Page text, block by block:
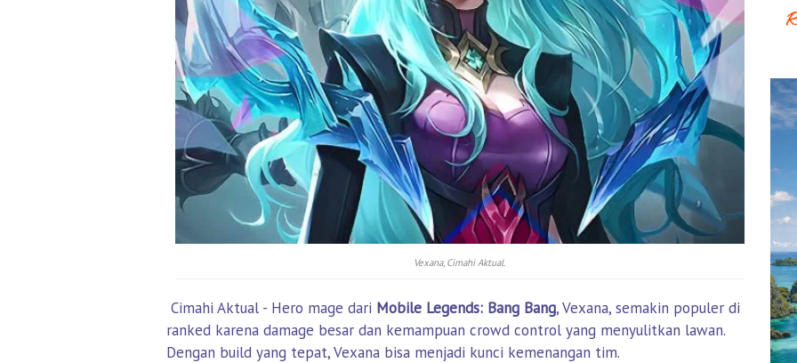
Vexana, Cimahi Aktual.
Cimahi Aktual - Hero mage dari Mobile Legends: Bang Bang, Vexana, semakin populer di
ranked karena damage besar dan kemampuan crowd control yang menyulitkan lawan.
Dengan build yang tepat, Vexana bisa menjadi kunci kemenangan tim.